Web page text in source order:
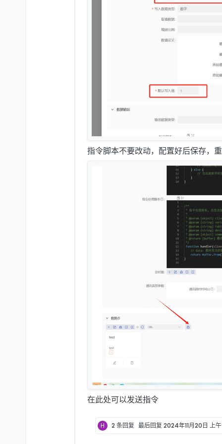
指令脚本不要改动，配置好后保存，
在此处可以发送指令
H 2 条回复 最后回复 2024年11月20日 上